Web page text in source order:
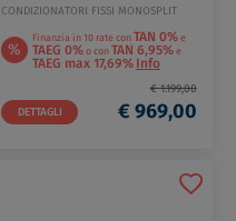
CONDIZIONATORI FISSI MONOSPLIT
% Finanzia in 10 rate conTAN 0%e
TAEG 0%o conTAN 6,95%e
TAEG max 17,69%Info
DETTAGLI
€ 1.199,00
€ 969,00